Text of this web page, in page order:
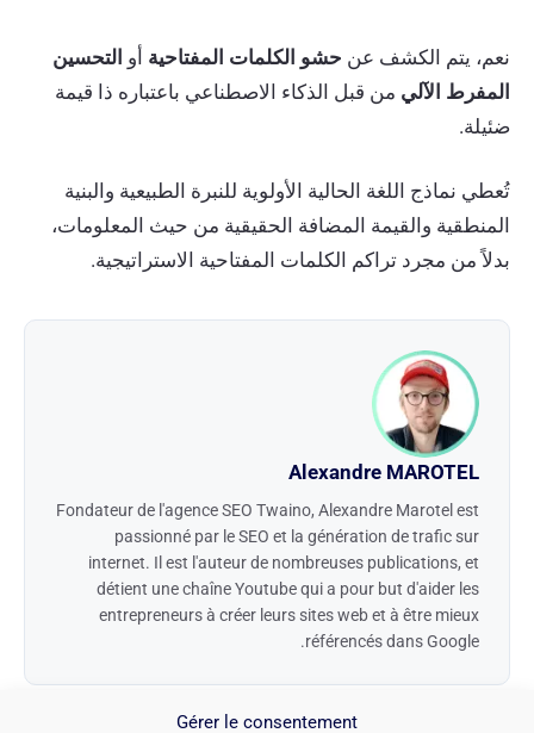
Gérer le consentement
نعم، يتم الكشف عن حشو الكلمات المفتاحية أو التحسين
المفرط الآلي من قبل الذكاء الاصطناعي باعتباره ذا قيمة
ضئيلة.
تُعطي نماذج اللغة الحالية الأولوية للنبرة الطبيعية والبنية
المنطقية والقيمة المضافة الحقيقية من حيث المعلومات،
بدلاً من مجرد تراكم الكلمات المفتاحية الاستراتيجية.
Alexandre MAROTEL
Fondateur de l'agence SEO Twaino, Alexandre Marotel est
passionné par le SEO et la génération de trafic sur
internet. Il est l'auteur de nombreuses publications, et
détient une chaîne Youtube qui a pour but d'aider les
entrepreneurs à créer leurs sites web et à être mieux
référencés dans Google.